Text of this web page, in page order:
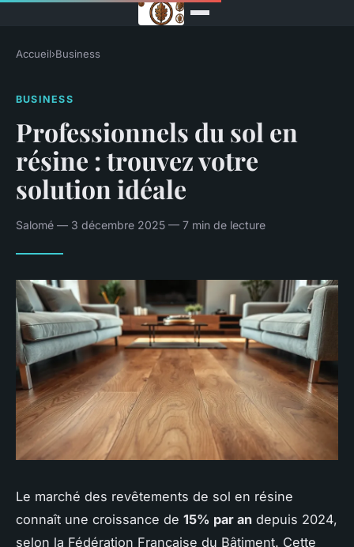
Accueil›Business
BUSINESS
Professionnels du sol en
résine : trouvez votre
solution idéale
Salomé — 3 décembre 2025 — 7 min de lecture
Le marché des revêtements de sol en résine
connaît une croissance de 15% par an depuis 2024,
selon la Fédération Française du Bâtiment. Cette